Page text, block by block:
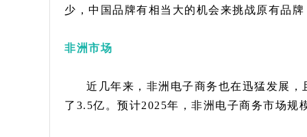
少，中国品牌有相当大的机会来挑战原有品
非洲市场
近几年来，非洲电子商务也在迅猛发展
了3.5亿。预计2025年，非洲电子商务市场